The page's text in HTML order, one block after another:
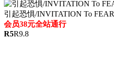
引起恐惧/INVITATION To FEAR
会员38元全站通行
R5R9.8